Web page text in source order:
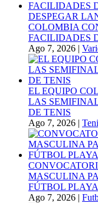
DESPEGAR
COLOMBIA
FACILIDADES
Ago 7, 2026 |
EL EQUIPO
LAS
DE TENIS
Ago 7, 2026 |
MASCULINA
FÚTBOL PLAYA
Ago 7, 2026 |